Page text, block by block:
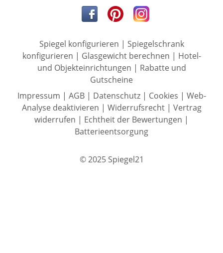
Spiegel konfigurieren | Spiegelschrank
konfigurieren | Glasgewicht berechnen | Hotel-
und Objekteinrichtungen | Rabatte und
Gutscheine
Impressum | AGB| Datenschutz| Cookies | Web-
Analyse deaktivieren | Widerrufsrecht| Vertrag
widerrufen | Echtheit der Bewertungen |
Batterieentsorgung
© 2025 Spiegel21